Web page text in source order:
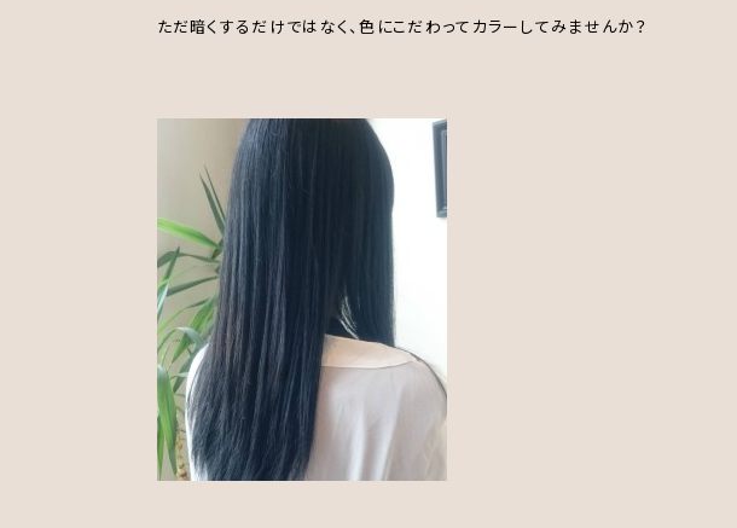
ただ暗くするだけではなく、色にこだわってカラーしてみませんか？